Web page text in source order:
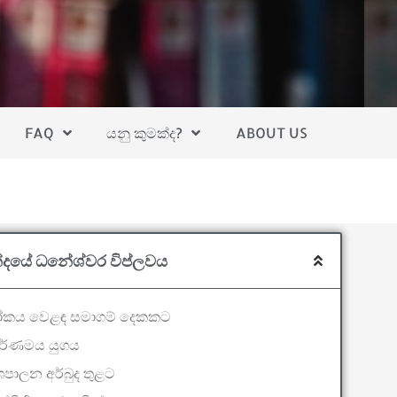
FAQ යනු කුමක්ද? ABOUT US
ධනේශ්වර විප්ලවය
වෙළඳ සමාගම් දෙකකට
යුගය
අර්බුද තුළට